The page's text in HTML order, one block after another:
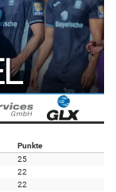
Punkte
25
22
22